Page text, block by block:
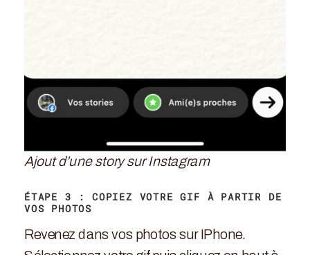
Ajout d’une story sur Instagram
ÉTAPE 3 : COPIEZ VOTRE GIF À PARTIR DE
VOS PHOTOS
Revenez dans vos photos sur IPhone.